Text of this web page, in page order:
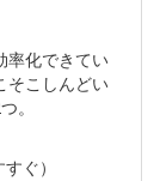
率化できてい
そこしんどい
。
ぐ）